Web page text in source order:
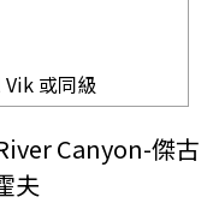
或同級
Canyon-傑古
夫